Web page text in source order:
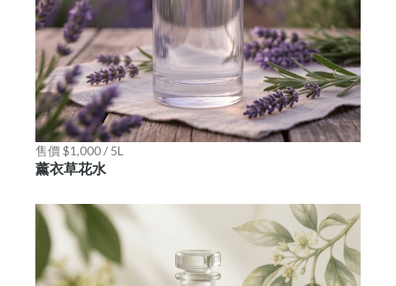
售價 $1,000 / 5L
薰衣草花水